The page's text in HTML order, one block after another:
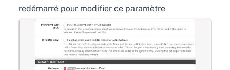
redémarré pour modifier ce paramètre